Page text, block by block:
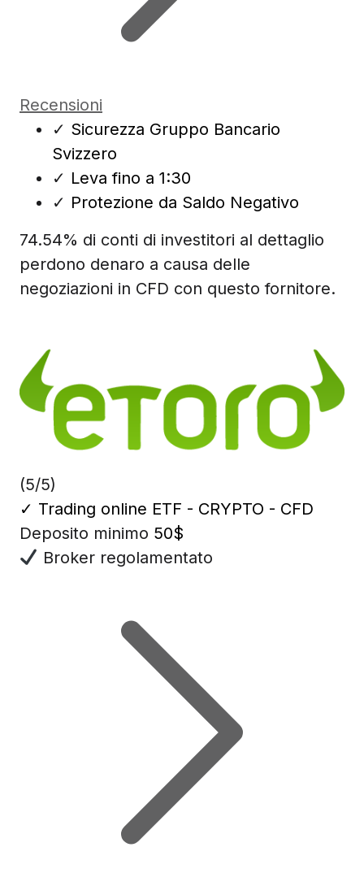
Recensioni
✓ Sicurezza Gruppo Bancario
Svizzero
✓ Leva fino a 1:30
✓ Protezione da Saldo Negativo
74.54% di conti di investitori al dettaglio
perdono denaro a causa delle
negoziazioni in CFD con questo fornitore.
(5/5)
✓ Trading online ETF - CRYPTO - CFD
Deposito minimo 50$
Broker regolamentato